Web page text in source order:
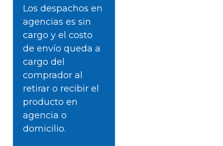
Los despachos en
agencias es sin
cargo y el costo
de envío queda a
cargo del
comprador al
retirar o recibir el
producto en
agencia o
domicilio.